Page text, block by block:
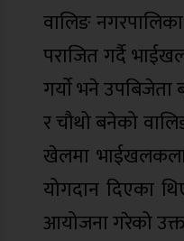
वालिङ
पराजित गर्दै
गर्याे भने उपबिजेता
र चौथो बनेको
खेलमा
योगदान दिएका
आयोजना गरेको